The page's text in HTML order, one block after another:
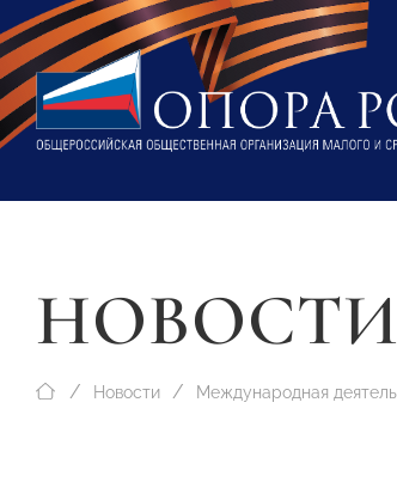
НОВОСТИ
Новости